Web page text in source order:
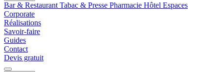
Bar & Restaurant Tabac & Presse Pharmacie Hôtel Espaces
Corporate
Réalisations
Savoir-faire
Guides
Contact
Devis gratuit